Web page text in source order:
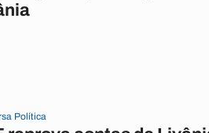
Política